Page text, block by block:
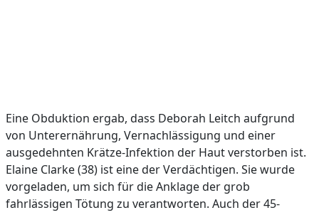
Eine Obduktion ergab, dass Deborah Leitch aufgrund
von Unterernährung, Vernachlässigung und einer
ausgedehnten Krätze-Infektion der Haut verstorben ist.
Elaine Clarke (38) ist eine der Verdächtigen. Sie wurde
vorgeladen, um sich für die Anklage der grob
fahrlässigen Tötung zu verantworten. Auch der 45-